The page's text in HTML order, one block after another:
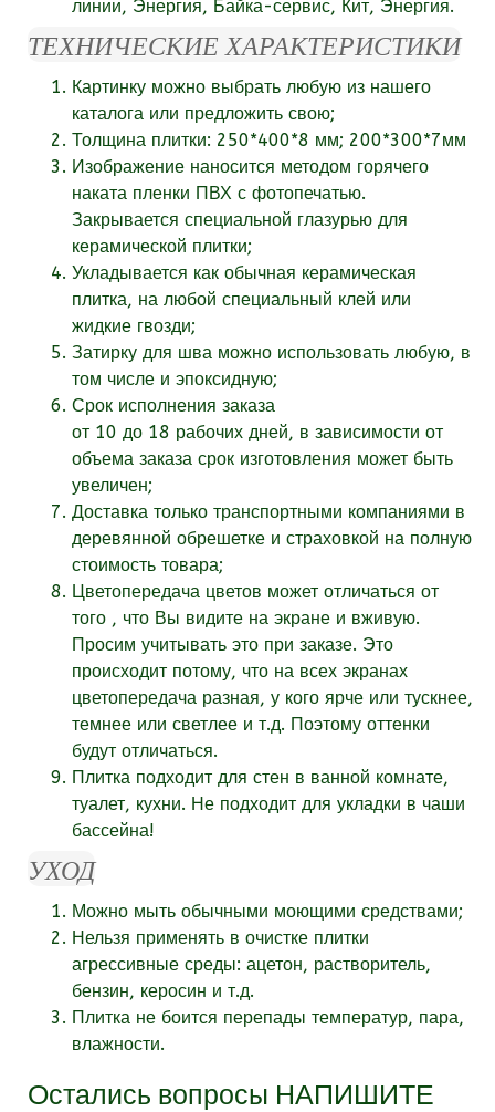
линии, Энергия, Байка-сервис, Кит, Энергия.
ТЕХНИЧЕСКИЕ ХАРАКТЕРИСТИКИ
Картинку можно выбрать любую из нашего
каталога или предложить свою;
Толщина плитки: 250*400*8 мм; 200*300*7мм
Изображение наносится методом горячего
наката пленки ПВХ с фотопечатью.
Закрывается специальной глазурью для
керамической плитки;
Укладывается как обычная керамическая
плитка, на любой специальный клей или
жидкие гвозди;
Затирку для шва можно использовать любую, в
том числе и эпоксидную;
Срок исполнения заказа
от 10 до 18 рабочих дней, в зависимости от
объема заказа срок изготовления может быть
увеличен;
Доставка только транспортными компаниями в
деревянной обрешетке и страховкой на полную
стоимость товара;
Цветопередача цветов может отличаться от
того , что Вы видите на экране и вживую.
Просим учитывать это при заказе. Это
происходит потому, что на всех экранах
цветопередача разная, у кого ярче или тускнее,
темнее или светлее и т.д. Поэтому оттенки
будут отличаться.
Плитка подходит для стен в ванной комнате,
туалет, кухни. Не подходит для укладки в чаши
бассейна!
УХОД
Можно мыть обычными моющими средствами;
Нельзя применять в очистке плитки
агрессивные среды: ацетон, растворитель,
бензин, керосин и т.д.
Плитка не боится перепады температур, пара,
влажности.
Остались вопросы НАПИШИТЕ